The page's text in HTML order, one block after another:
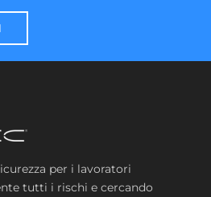
per i lavoratori
tutti i rischi e cercando